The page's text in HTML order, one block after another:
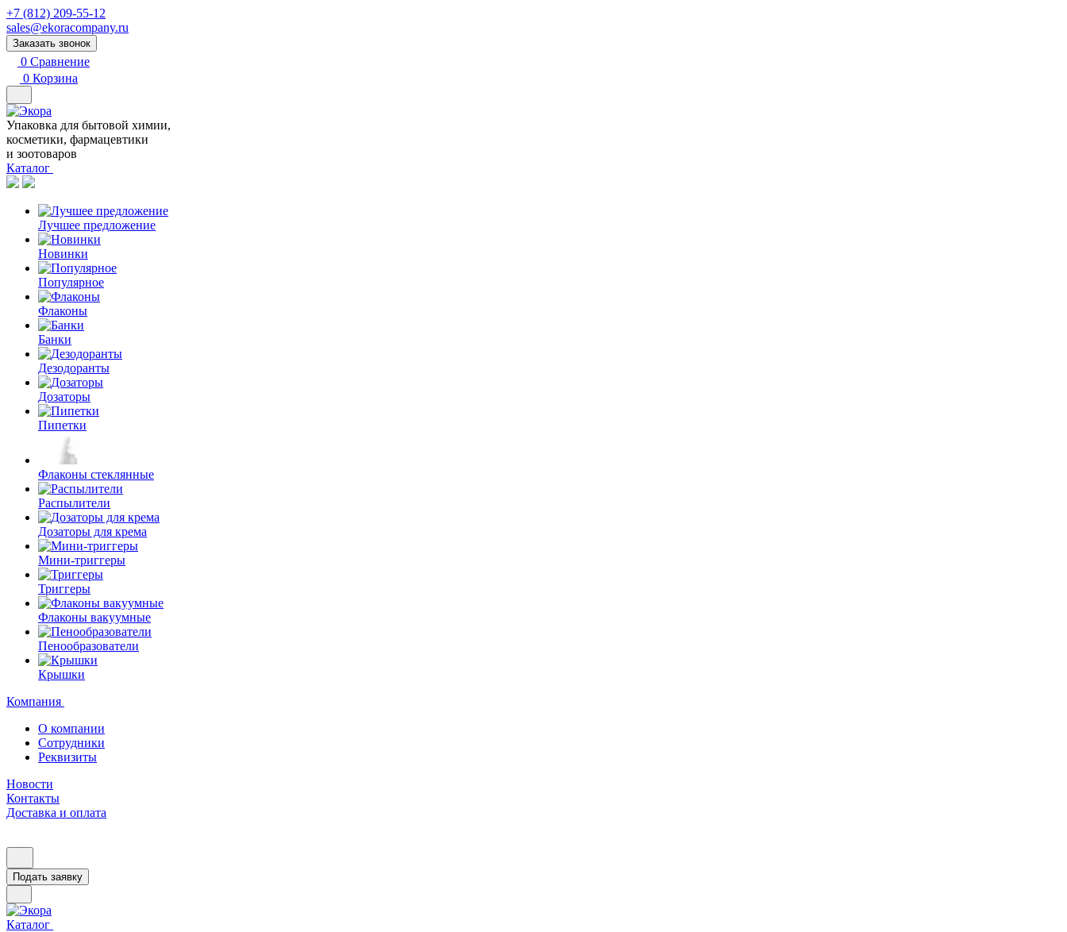
+7 (812) 209-55-12
sales@ekoracompany.ru
Заказать звонок
0 Сравнение
0 Корзина
Упаковка для бытовой химии,
косметики, фармацевтики
и зоотоваров
Каталог
Лучшее предложение
Новинки
Популярное
Флаконы
Банки
Дезодоранты
Дозаторы
Пипетки
Флаконы стеклянные
Распылители
Дозаторы для крема
Мини-триггеры
Триггеры
Флаконы вакуумные
Пенообразователи
Крышки
Компания
О компании
Сотрудники
Реквизиты
Новости
Контакты
Доставка и оплата
Подать заявку
Каталог